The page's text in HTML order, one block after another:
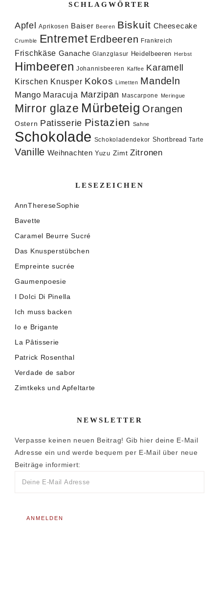
SCHLAGWÖRTER
Apfel Aprikosen Baiser Beeren Biskuit Cheesecake
Crumble Entremet Erdbeeren Frankreich
Frischkäse Ganache Glanzglasur Heidelbeeren Herbst
Himbeeren Johannisbeeren Kaffee Karamell
Kirschen Knusper Kokos Limetten Mandeln
Mango Maracuja Marzipan Mascarpone Meringue
Mirror glaze Mürbeteig Orangen
Ostern Patisserie Pistazien Sahne
Schokolade Schokoladendekor Shortbread Tarte
Vanille Weihnachten Yuzu Zimt Zitronen
LESEZEICHEN
AnnThereseSophie
Bavette
Caramel Beurre Sucré
Das Knusperstübchen
Empreinte sucrée
Gaumenpoesie
I Dolci Di Pinella
Ich muss backen
Io e Brigante
La Pâtisserie
Patrick Rosenthal
Verdade de sabor
Zimtkeks und Apfeltarte
NEWSLETTER
Verpasse keinen neuen Beitrag! Gib hier deine E-Mail
Adresse ein und werde bequem per E-Mail über neue
Beiträge informiert: